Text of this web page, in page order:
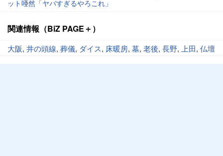
ット唖然「ヤバすぎるやろこれ」
関連情報（BiZ PAGE＋）
大阪, 井の頭線, 葬儀, ダイス, 床暖房, 墓, 老後, 長野, 上田, 仏壇